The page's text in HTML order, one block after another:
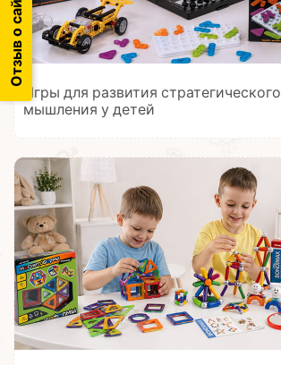
Игры для развития стратегического
мышления у детей
Отзыв о сайте